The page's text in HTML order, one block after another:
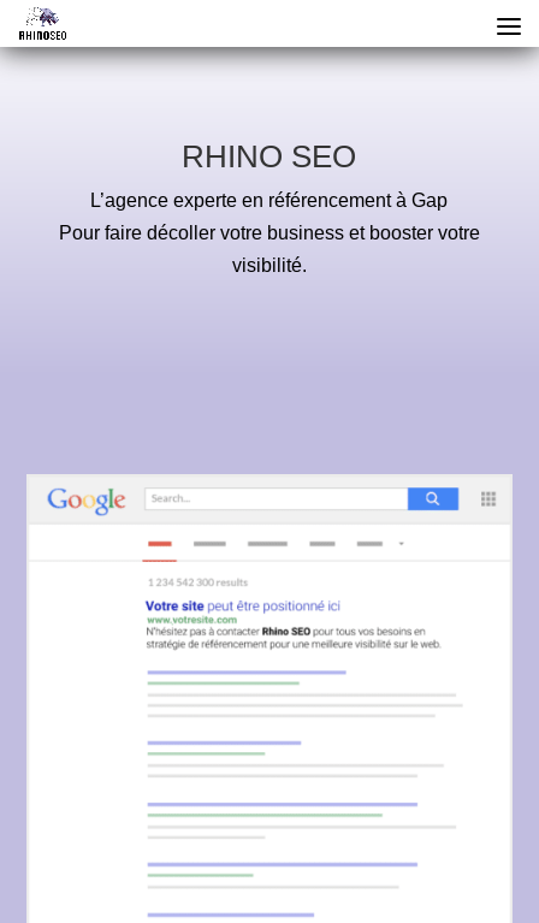
RHINO SEO
L’agence experte en référencement à Gap
Pour faire décoller votre business et booster votre
visibilité.